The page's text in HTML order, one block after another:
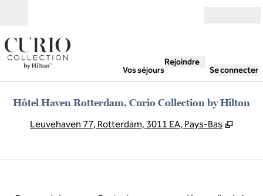
Vos séjours
Rejoindre
Se connecter
Hôtel Haven Rotterdam, Curio Collection by Hilton
Leuvehaven 77, Rotterdam, 3011 EA, Pays-Bas ,